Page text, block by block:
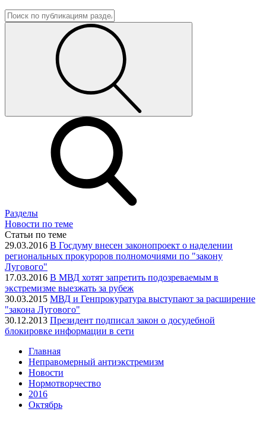
Разделы
Новости по теме
Статьи по теме
29.03.2016 В Госдуму внесен законопроект о наделении
региональных прокуроров полномочиями по "закону
Лугового"
17.03.2016 В МВД хотят запретить подозреваемым в
экстремизме выезжать за рубеж
30.03.2015 МВД и Генпрокуратура выступают за расширение
"закона Лугового"
30.12.2013 Президент подписал закон о досудебной
блокировке информации в сети
Главная
Неправомерный антиэкстремизм
Новости
Нормотворчество
2016
Октябрь